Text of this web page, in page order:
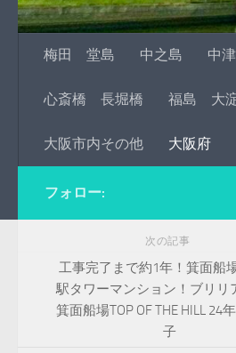
梅田 堂島 中之島 中
心斎橋 長堀橋 福島 大
大阪市内その他 大阪府
フォロー:
次の記事
工事完了まで約1年！箕面船
駅タワーマンション！ブリリ
箕面船場TOP OF THE HILL 24
子